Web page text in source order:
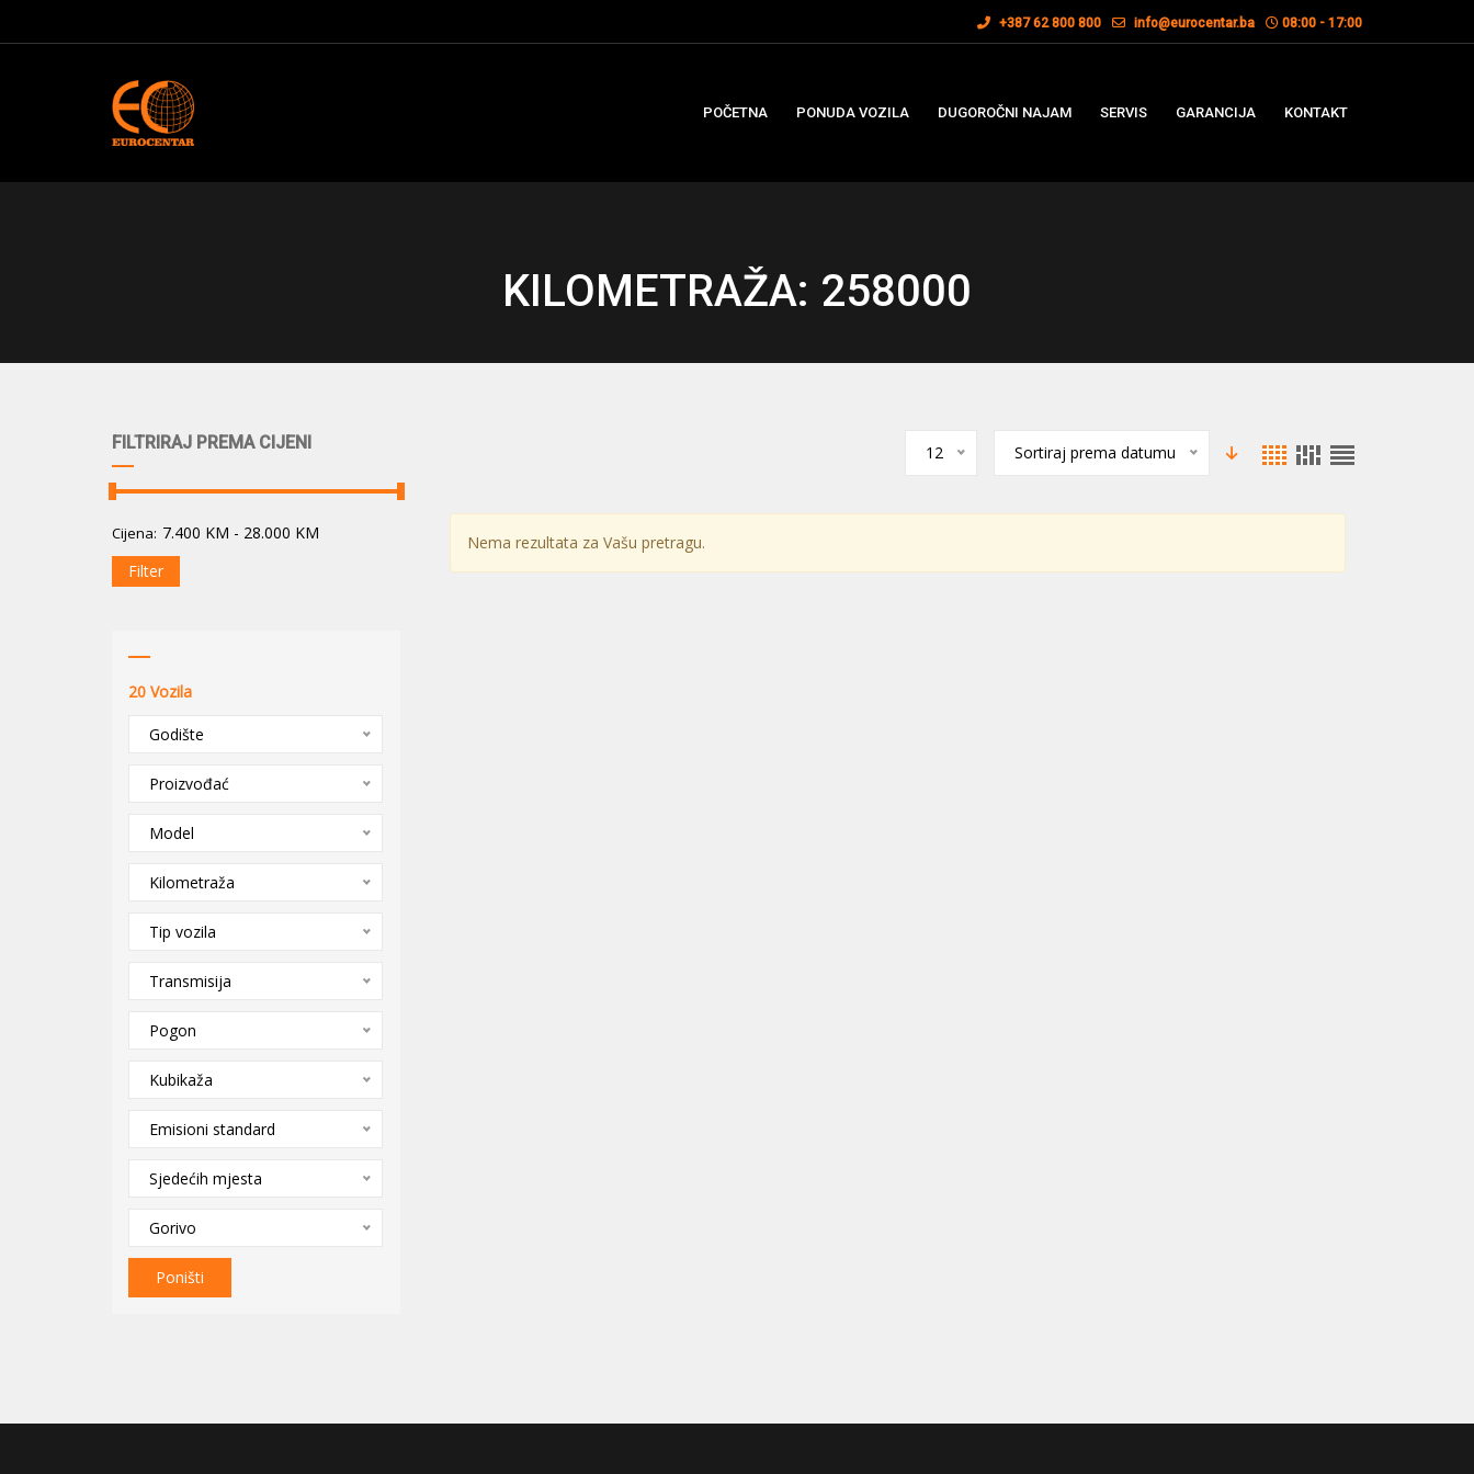
+387 62 800 800 info@eurocentar.ba 08:00 - 17:00
POČETNA PONUDA VOZILA DUGOROČNI NAJAM SERVIS GARANCIJA KONTAKT
KILOMETRAŽA: 258000
FILTRIRAJ PREMA CIJENI
Cijena: 7.400 KM - 28.000 KM
Filter
20 Vozila
Godište
Proizvođać
Model
Kilometraža
Tip vozila
Transmisija
Pogon
Kubikaža
Emisioni standard
Sjedećih mjesta
Gorivo
Poništi
12 Sortiraj prema datumu
Nema rezultata za Vašu pretragu.